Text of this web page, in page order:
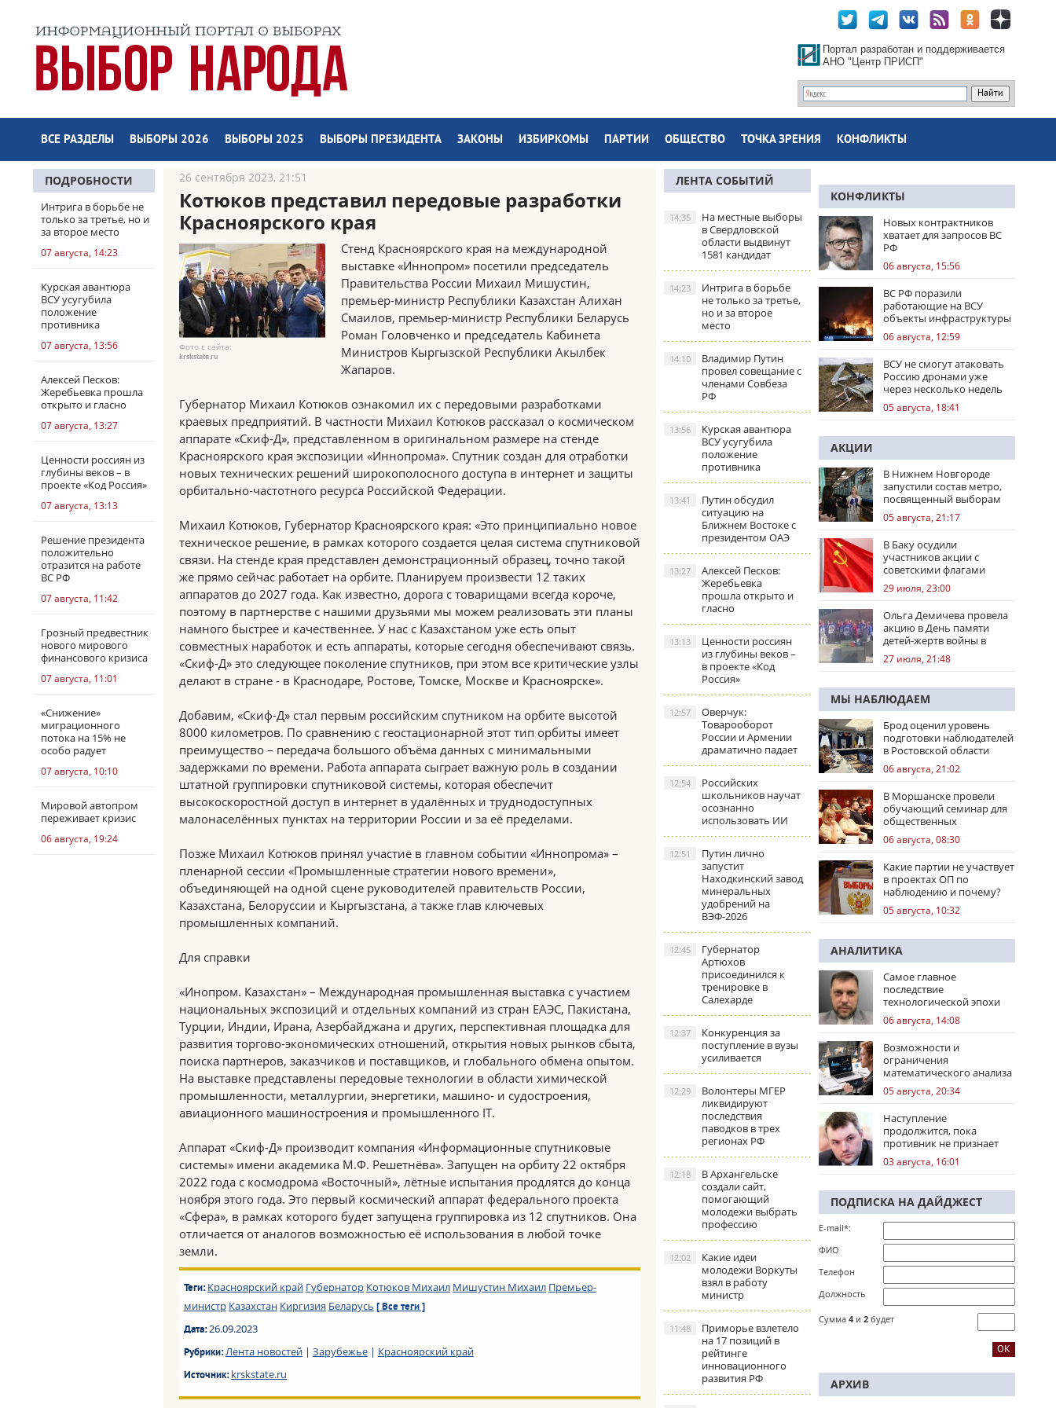
Портал разработан и поддерживается
АНО "Центр ПРИСП"
ВСЕ РАЗДЕЛЫ ВЫБОРЫ 2026 ВЫБОРЫ 2025 ВЫБОРЫ ПРЕЗИДЕНТА ЗАКОНЫ ИЗБИРКОМЫ ПАРТИИ ОБЩЕСТВО ТОЧКА ЗРЕНИЯ КОНФЛИКТЫ
ПОДРОБНОСТИ
Интрига в борьбе не
только за третье, но и
за второе место
07 августа, 14:23
Курская авантюра
ВСУ усугубила
положение
противника
07 августа, 13:56
Алексей Песков:
Жеребьевка прошла
открыто и гласно
07 августа, 13:27
Ценности россиян из
глубины веков – в
проекте «Код Россия»
07 августа, 13:13
Решение президента
положительно
отразится на работе
ВС РФ
07 августа, 11:42
Грозный предвестник
нового мирового
финансового кризиса
07 августа, 11:01
«Снижение»
миграционного
потока на 15% не
особо радует
07 августа, 10:10
Мировой автопром
переживает кризис
06 августа, 19:24
26 сентября 2023, 21:51
Котюков представил передовые разработки
Красноярского края
Фото с сайта:
krskstate.ru
Стенд Красноярского края на международной
выставке «Иннопром» посетили председатель
Правительства России Михаил Мишустин,
премьер-министр Республики Казахстан Алихан
Смаилов, премьер-министр Республики Беларусь
Роман Головченко и председатель Кабинета
Министров Кыргызской Республики Акылбек
Жапаров.
Губернатор Михаил Котюков ознакомил их с передовыми разработками
краевых предприятий. В частности Михаил Котюков рассказал о космическом
аппарате «Скиф-Д», представленном в оригинальном размере на стенде
Красноярского края экспозиции «Иннопрома». Спутник создан для отработки
новых технических решений широкополосного доступа в интернет и защиты
орбитально-частотного ресурса Российской Федерации.
Михаил Котюков, Губернатор Красноярского края: «Это принципиально новое
техническое решение, в рамках которого создается целая система спутниковой
связи. На стенде края представлен демонстрационный образец, точно такой
же прямо сейчас работает на орбите. Планируем произвести 12 таких
аппаратов до 2027 года. Как известно, дорога с товарищами всегда короче,
поэтому в партнерстве с нашими друзьями мы можем реализовать эти планы
намного быстрее и качественнее. У нас с Казахстаном уже есть опыт
совместных наработок и есть аппараты, которые сегодня обеспечивают связь.
«Скиф-Д» это следующее поколение спутников, при этом все критические узлы
делают в стране - в Краснодаре, Ростове, Томске, Москве и Красноярске».
Добавим, «Скиф-Д» стал первым российским спутником на орбите высотой
8000 километров. По сравнению с геостационарной этот тип орбиты имеет
преимущество – передача большого объёма данных с минимальными
задержками по времени. Работа аппарата сыграет важную роль в создании
штатной группировки спутниковой системы, которая обеспечит
высокоскоростной доступ в интернет в удалённых и труднодоступных
малонаселённых пунктах на территории России и за её пределами.
Позже Михаил Котюков принял участие в главном событии «Иннопрома» –
пленарной сессии «Промышленные стратегии нового времени»,
объединяющей на одной сцене руководителей правительств России,
Казахстана, Белоруссии и Кыргызстана, а также глав ключевых
промышленных компаний.
Для справки
«Инопром. Казахстан» – Международная промышленная выставка с участием
национальных экспозиций и отдельных компаний из стран ЕАЭС, Пакистана,
Турции, Индии, Ирана, Азербайджана и других, перспективная площадка для
развития торгово-экономических отношений, открытия новых рынков сбыта,
поиска партнеров, заказчиков и поставщиков, и глобального обмена опытом.
На выставке представлены передовые технологии в области химической
промышленности, металлургии, энергетики, машино- и судостроения,
авиационного машиностроения и промышленного IT.
Аппарат «Скиф-Д» производит компания «Информационные спутниковые
системы» имени академика М.Ф. Решетнёва». Запущен на орбиту 22 октября
2022 года с космодрома «Восточный», лётные испытания продлятся до конца
ноября этого года. Это первый космический аппарат федерального проекта
«Сфера», в рамках которого будет запущена группировка из 12 спутников. Она
отличается от аналогов возможностью её использования в любой точке
земли.
Теги: Красноярский край Губернатор Котюков Михаил Мишустин Михаил Премьер-
министр Казахстан Киргизия Беларусь [ Все теги ]
Дата:26.09.2023
Рубрики:Лента новостей| Зарубежье| Красноярский край
Источник:krskstate.ru
ЛЕНТА СОБЫТИЙ
На местные выборы
в Свердловской
области выдвинут
1581 кандидат
14:35
Интрига в борьбе
не только за третье,
но и за второе
место
14:23
Владимир Путин
провел совещание с
членами Совбеза
РФ
14:10
Курская авантюра
ВСУ усугубила
положение
противника
13:56
Путин обсудил
ситуацию на
Ближнем Востоке с
президентом ОАЭ
13:41
Алексей Песков:
Жеребьевка
прошла открыто и
гласно
13:27
Ценности россиян
из глубины веков –
в проекте «Код
Россия»
13:13
Оверчук:
Товарооборот
России и Армении
драматично падает
12:57
Российских
школьников научат
осознанно
использовать ИИ
12:54
Путин лично
запустит
Находкинский завод
минеральных
удобрений на
ВЭФ-2026
12:51
Губернатор
Артюхов
присоединился к
тренировке в
Салехарде
12:45
Конкуренция за
поступление в вузы
усиливается
12:37
Волонтеры МГЕР
ликвидируют
последствия
паводков в трех
регионах РФ
12:29
В Архангельске
создали сайт,
помогающий
молодежи выбрать
профессию
12:18
Какие идеи
молодежи Воркуты
взял в работу
министр
12:02
Приморье взлетело
на 17 позиций в
рейтинге
инновационного
развития РФ
11:48
КОНФЛИКТЫ
Новых контрактников
хватает для запросов ВС
РФ
06 августа, 15:56
ВС РФ поразили
работающие на ВСУ
объекты инфраструктуры
и центры логистики
06 августа, 12:59
ВСУ не смогут атаковать
Россию дронами уже
через несколько недель
05 августа, 18:41
АКЦИИ
В Нижнем Новгороде
запустили состав метро,
посвященный выборам
05 августа, 21:17
В Баку осудили
участников акции с
советскими флагами
29 июля, 23:00
Ольга Демичева провела
акцию в День памяти
детей-жертв войны в
Донбассе
27 июля, 21:48
МЫ НАБЛЮДАЕМ
Брод оценил уровень
подготовки наблюдателей
в Ростовской области
06 августа, 21:02
В Моршанске провели
обучающий семинар для
общественных
наблюдателей
06 августа, 08:30
Какие партии не участвует
в проектах ОП по
наблюдению и почему?
05 августа, 10:32
АНАЛИТИКА
Самое главное
последствие
технологической эпохи
06 августа, 14:08
Возможности и
ограничения
математического анализа
избирательных кампаний
05 августа, 20:34
Наступление
продолжится, пока
противник не признает
стратегическое
поражение
03 августа, 16:01
ПОДПИСКА НА ДАЙДЖЕСТ
E-mail*:
ФИО
Телефон
Должность
Сумма 4 и 2 будет
АРХИВ